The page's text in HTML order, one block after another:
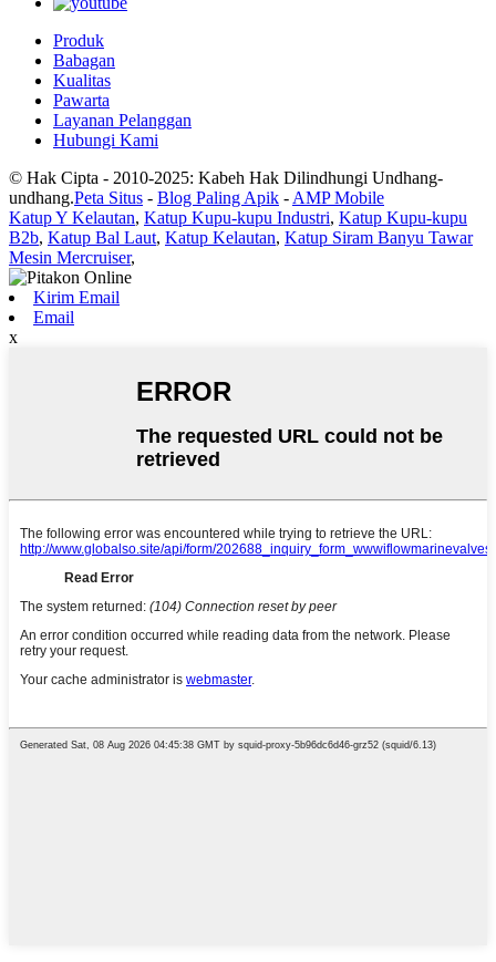
Produk
Babagan
Kualitas
Pawarta
Layanan Pelanggan
Hubungi Kami
© Hak Cipta - 2010-2025: Kabeh Hak Dilindhungi Undhang-
undhang.Peta Situs - Blog Paling Apik -AMP Mobile
Katup Y Kelautan, Katup Kupu-kupu Industri, Katup Kupu-kupu
B2b, Katup Bal Laut, Katup Kelautan, Katup Siram Banyu Tawar
Mesin Mercruiser,
Kirim Email
Email
x